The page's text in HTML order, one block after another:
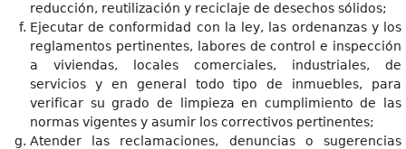
reducción, reutilización y reciclaje de desechos sólidos;
Ejecutar de conformidad con la ley, las ordenanzas y los
reglamentos pertinentes, labores de control e inspección
a viviendas, locales comerciales, industriales, de
servicios y en general todo tipo de inmuebles, para
verificar su grado de limpieza en cumplimiento de las
normas vigentes y asumir los correctivos pertinentes;
Atender las reclamaciones, denuncias o sugerencias